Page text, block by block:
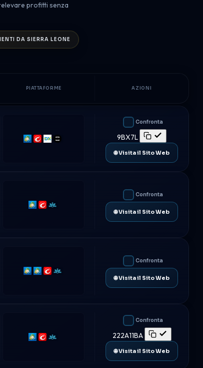
profitti senza
DA SIERRA LEONE
PIATTAFORME AZIONI
MT5cTrader
DXtrade
TradeLocker
Confronta
9BX7L
🌐 Visita il Sito Web
MT5cTrader
Match-
Confronta
🌐 Visita il Sito Web
MT4MT5cTrader
Match-
Confronta
🌐 Visita il Sito Web
MT5cTrader
Match-
Confronta
222A11BA
🌐 Visita il Sito Web